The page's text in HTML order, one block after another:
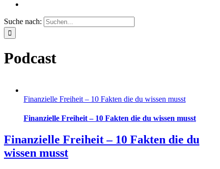
Suche nach:
Podcast
Finanzielle Freiheit – 10 Fakten die du wissen musst
Finanzielle Freiheit – 10 Fakten die du wissen musst
Finanzielle Freiheit – 10 Fakten die du
wissen musst